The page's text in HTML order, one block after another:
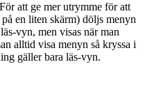
För att ge mer utrymme för att
en liten skärm) döljs menyn
vyn, men visas när man
alltid visa menyn så kryssa i
gäller bara läs-vyn.